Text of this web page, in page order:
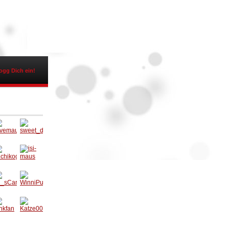
Dich ein!
sweet_
devil18
isi-
maus
WinniP
uh21